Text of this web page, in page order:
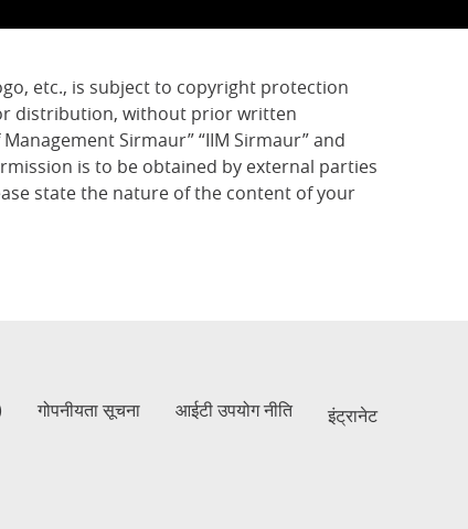
etc., is subject to copyright protection
distribution, without prior written
Sirmaur” “IIM Sirmaur” and
is to be obtained by external parties
state the nature of the content of your
गोपनीयता सूचना आईटी उपयोग नीति
इंट्रानेट